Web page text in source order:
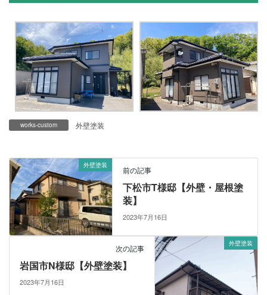
works-custom 外壁塗装
外壁塗装 前の記事
下松市T様邸【外壁・屋根塗
装】
2023年7月16日
外壁塗装
次の記事
岩国市N様邸【外壁塗装】
2023年7月16日